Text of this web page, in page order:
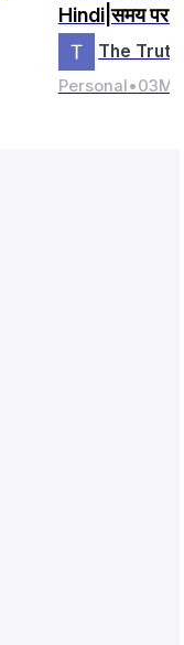
Hindi|समय पर
Personal•03